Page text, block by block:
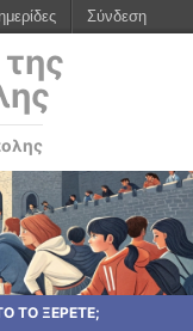
ΤΟ ΞΕΡΕΤΕ;
Σύνδεση